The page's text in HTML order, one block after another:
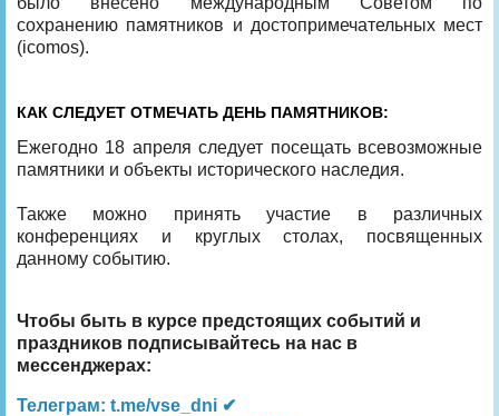
сохранению памятников и достопримечательных мест
(icomos).
КАК СЛЕДУЕТ ОТМЕЧАТЬ ДЕНЬ ПАМЯТНИКОВ:
Ежегодно 18 апреля следует посещать всевозможные
памятники и объекты исторического наследия.
Также можно принять участие в различных
конференциях и круглых столах, посвященных
данному событию.
Чтобы быть в курсе предстоящих событий и
праздников подписывайтесь на нас в
мессенджерах:
Телеграм: t.me/vse_dni ✔